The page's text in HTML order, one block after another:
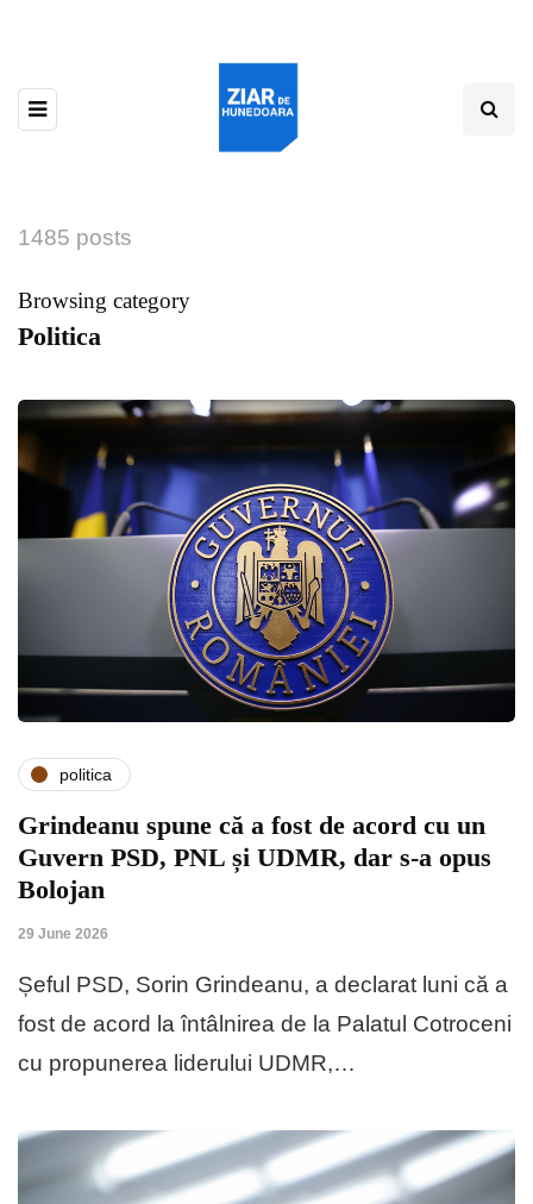
1485 posts
Browsing category
Politica
politica
Grindeanu spune că a fost de acord cu un
Guvern PSD, PNL și UDMR, dar s-a opus
Bolojan
29 June 2026
Șeful PSD, Sorin Grindeanu, a declarat luni că a
fost de acord la întâlnirea de la Palatul Cotroceni
cu propunerea liderului UDMR,…